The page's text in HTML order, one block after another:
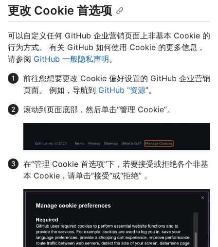
更改 Cookie 首选项
可以自定义任何 GitHub 企业营销页面上非基本 Cookie 的
行为方式。 有关 GitHub 如何使用 Cookie 的更多信息，
请参阅 GitHub 一般隐私声明。
前往您想要更改 Cookie 偏好设置的 GitHub 企业营销
页面。 例如，导航到 GitHub “资源”。
滚动到页面底部，然后单击“管理 Cookie”。
在“管理 Cookie 首选项”下，若要接受或拒绝各个非基
本 Cookie，请单击“接受”或“拒绝” 。